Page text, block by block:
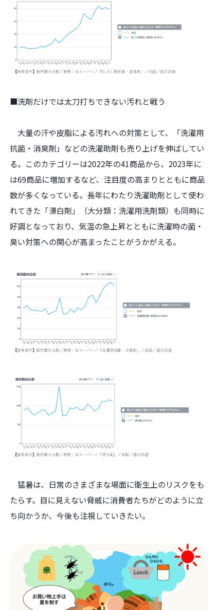
■洗剤だけでは太刀打ちできない汚れと戦う
大量の汗や皮脂による汚れへの対策として、「洗濯用
抗菌・消臭剤」などの洗濯助剤も売り上げを伸ばしてい
る。このカテゴリーは2022年の41商品から、2023年に
は69商品に増加するなど、注目度の高まりとともに商品
数が多くなっている。長年にわたり洗濯助剤として使わ
れてきた「漂白剤」（大分類：洗濯用洗剤類）も同時に
好調となっており、気温の急上昇とともに洗濯時の菌・
臭い対策への関心が高まったことがうかがえる。
猛暑は、日常のさまざまな場面に衛生上のリスクをも
たらす。目に見えない脅威に消費者たちがどのように立
ち向かうか、今後も注視していきたい。